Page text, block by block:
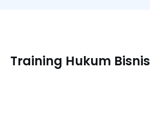
Training Hukum Bisnis